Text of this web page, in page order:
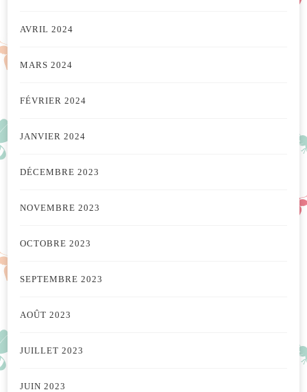
AVRIL 2024
MARS 2024
FÉVRIER 2024
JANVIER 2024
DÉCEMBRE 2023
NOVEMBRE 2023
OCTOBRE 2023
SEPTEMBRE 2023
AOÛT 2023
JUILLET 2023
JUIN 2023